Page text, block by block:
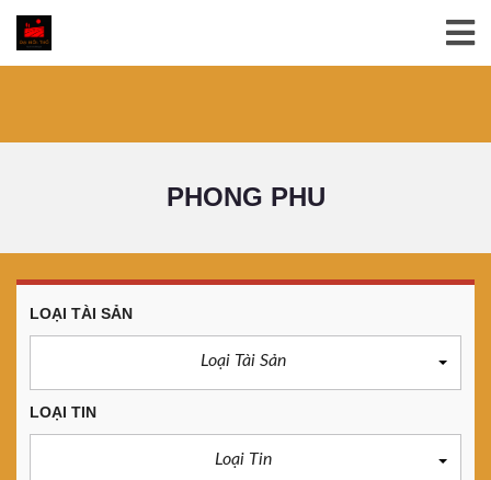
PHONG PHU
LOẠI TÀI SẢN
Loại Tài Sản
LOẠI TIN
Loại Tin